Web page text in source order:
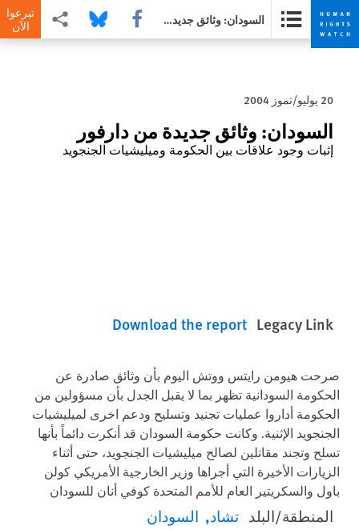
Skip
privacy
notice
Skip
content
السودان: وثائق جديدة من دارفور Share this via Facebook
Share this via Bluesky
Share this via مشاركة
تبرعوا
الآن
20 يوليو/تموز 2004
السودان: وثائق جديدة من دارفور
إثبات وجود علاقات بين الحكومة وميليشيات الجنجويد
Legacy Link
Download the report
صرحت هيومن رايتس ووتش اليوم بأن وثائق صادرة عن
الحكومة السودانية تظهر بما لا يقبل الجدل بأن مسؤولين من
الحكومة أداروا عمليات تجنيد وتسليح ودعم اخرى لميليشيات
الجنجويد الإثنية. وكانت حكومة السودان قد أنكرت دائماً بأنها
تسلح وتجند مقاتلين لصالح ميليشيات الجنجويد، حتى أثناء
الزيارات الأخيرة التي أجراها وزير الخارجية الأمريكي كولن
باول والسكريتير العام للأمم المتحدة كوفي أنان للسودان
المنطقة/البلد تشاد السودان